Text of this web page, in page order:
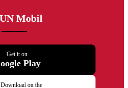
Mobil
Get it on
Play
Download on the